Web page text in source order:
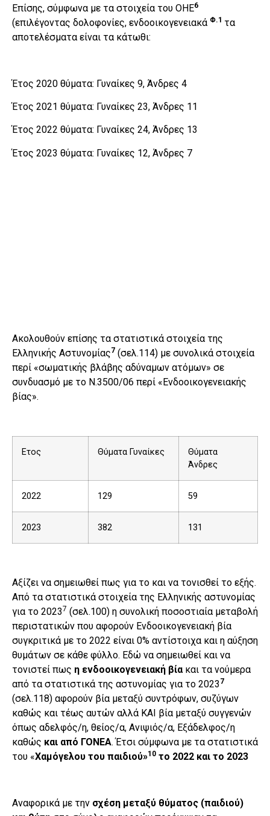
Επίσης, σύμφωνα με τα στοιχεία του ΟΗΕ6
(επιλέγοντας δολοφονίες, ενδοοικογενειακά Φ.1 τα
αποτελέσματα είναι τα κάτωθι:
Έτος 2020 θύματα: Γυναίκες 9, Άνδρες 4
Έτος 2021 θύματα: Γυναίκες 23, Άνδρες 11
Έτος 2022 θύματα: Γυναίκες 24, Άνδρες 13
Έτος 2023 θύματα: Γυναίκες 12, Άνδρες 7
Ακολουθούν επίσης τα στατιστικά στοιχεία της
Ελληνικής Αστυνομίας7 (σελ.114) με συνολικά στοιχεία
περί «σωματικής βλάβης αδύναμων ατόμων» σε
συνδυασμό με το Ν.3500/06 περί «Ενδοοικογενειακής
βίας».
Ετος Θύματα Γυναίκες
Θύματα
Άνδρες
2022 129 59
2023 382 131
Αξίζει να σημειωθεί πως για το και να τονισθεί το εξής.
Από τα στατιστικά στοιχεία της Ελληνικής αστυνομίας
για το 20237 (σελ.100) η συνολική ποσοστιαία μεταβολή
περιστατικών που αφορούν Ενδοοικογενειακή βία
συγκριτικά με το 2022 είναι 0% αντίστοιχα και η αύξηση
θυμάτων σε κάθε φύλλο. Εδώ να σημειωθεί και να
τονιστεί πως η ενδοοικογενειακή βίακαι τα νούμερα
από τα στατιστικά της αστυνομίας για το 2023 7
(σελ.118) αφορούν βία μεταξύ συντρόφων, συζύγων
καθώς και τέως αυτών αλλά ΚΑΙ βία μεταξύ συγγενών
όπως αδελφός/η, θείος/α, Ανιψιός/α, Εξάδελφος/η
καθώς και από ΓΟΝΕΑ. Έτσι σύμφωνα με τα στατιστικά
του «Χαμόγελου του παιδιού»10 το 2022 και το 2023
Αναφορικά με την σχέση μεταξύ θύματος (παιδιού)